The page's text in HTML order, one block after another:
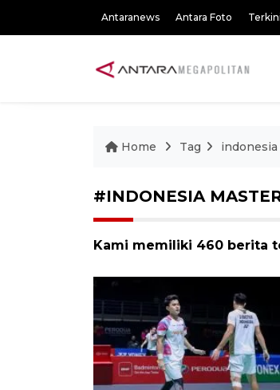
Antaranews Antara Foto Terkini
Home Tag
#INDONESIA
Kami memiliki 460 berita